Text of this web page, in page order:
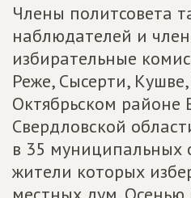
Члены политсовета
наблюдателей и
избирательные
Реже, Сысерти,
Октябрьском районе
Свердловской
в 35 муниципальных
жители которых